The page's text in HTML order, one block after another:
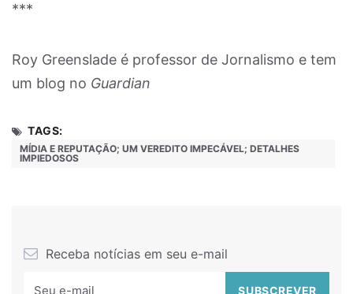
***
Roy Greenslade é professor de Jornalismo e tem
um blog no Guardian
TAGS:
MÍDIA E REPUTAÇÃO; UM VEREDITO IMPECÁVEL; DETALHES
IMPIEDOSOS
Receba notícias em seu e-mail